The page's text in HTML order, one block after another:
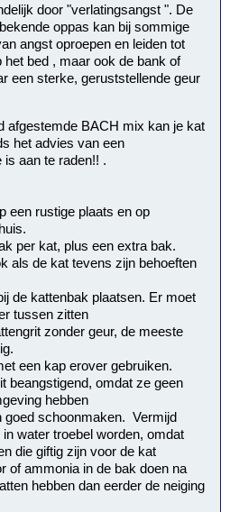
door "verlatingsangst ". De
oppas kan bij sommige
angst oproepen en leiden tot
bed , maar ook de bank of
een sterke, geruststellende geur
afgestemde BACH mix kan je kat
het advies van een
aan te raden!! .
een rustige plaats en op
per kat, plus een extra bak.
als de kat tevens zijn behoeften
de kattenbak plaatsen. Er moet
tussen zitten
zonder geur, de meeste
een kap erover gebruiken.
beangstigend, omdat ze geen
hebben
goed schoonmaken. Vermijd
water troebel worden, omdat
die giftig zijn voor de kat
of ammonia in de bak doen na
hebben dan eerder de neiging